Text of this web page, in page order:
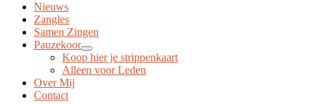
Nieuws
Zangles
Samen Zingen
Pauzekoor
Koop hier je strippenkaart
Alleen voor Leden
Over Mij
Contact